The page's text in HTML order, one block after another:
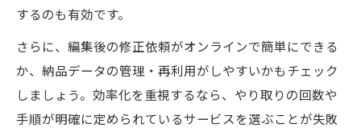
するのも有効です。
さらに、編集後の修正依頼がオンラインで簡単にできる
か、納品データの管理・再利用がしやすいかもチェック
しましょう。効率化を重視するなら、やり取りの回数や
手順が明確に定められているサービスを選ぶことが失敗